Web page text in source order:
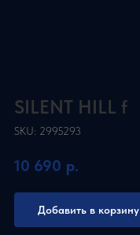
SILENT HILL f
SKU: 2995293
10 690 р.
Добавить в корзину